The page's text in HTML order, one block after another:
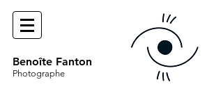
Benoîte Fanton
Photographe